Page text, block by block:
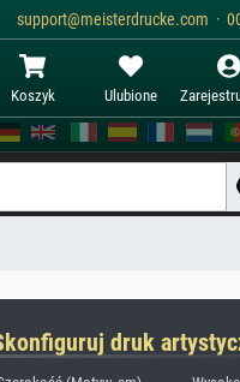
support@meisterdrucke.com ·
Koszyk Ulubione
druk